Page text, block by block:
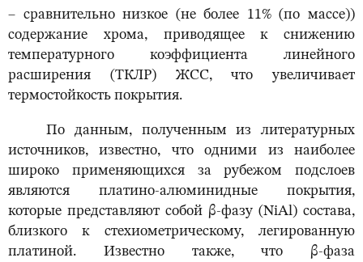
– сравнительно низкое (не более 11% (по массе))
содержание хрома, приводящее к снижению
температурного коэффициента линейного
расширения (ТКЛР) ЖСС, что увеличивает
термостойкость покрытия.
По данным, полученным из литературных
источников, известно, что одними из наиболее
широко применяющихся за рубежом подслоев
являются платино-алюминидные покрытия,
которые представляют собой β-фазу (NiAl) состава,
близкого к стехиометрическому, легированную
платиной. Известно также, что β-фаза